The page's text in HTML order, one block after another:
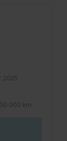
2025
km